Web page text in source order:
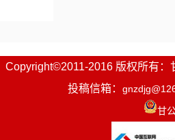
Copyright©2011-2016 版权所有：
投稿信箱：
甘